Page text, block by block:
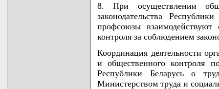
8. При осуществлении
законодательства
профсоюзы взаимодействуют
контроля за соблюдением
Координация деятельности
и общественного контроля
Республики Беларусь о
Министерством труда и